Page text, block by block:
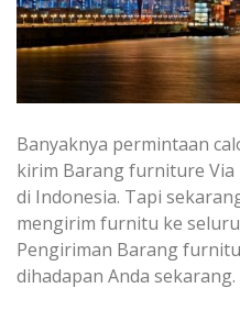
Banyaknya permintaan
kirim Barang furniture
di Indonesia. Tapi
mengirim furnitu ke
Pengiriman Barang
dihadapan Anda sekarang.